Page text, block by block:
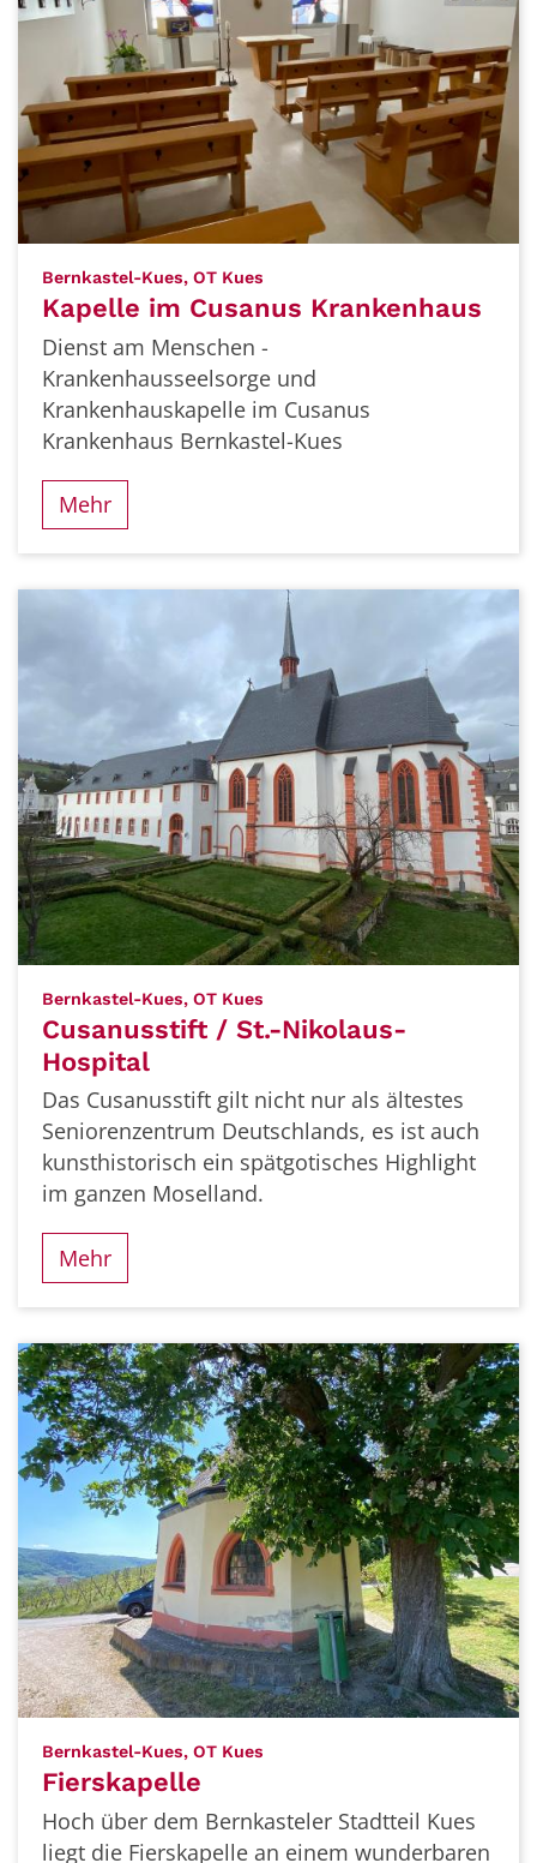
Bernkastel-Kues, OT Kues
Kapelle im Cusanus Krankenhaus
Dienst am Menschen -
Krankenhausseelsorge und
Krankenhauskapelle im Cusanus
Krankenhaus Bernkastel-Kues
Mehr
Bernkastel-Kues, OT Kues
Cusanusstift / St.-Nikolaus-
Hospital
Das Cusanusstift gilt nicht nur als ältestes
Seniorenzentrum Deutschlands, es ist auch
kunsthistorisch ein spätgotisches Highlight
im ganzen Moselland.
Mehr
Bernkastel-Kues, OT Kues
Fierskapelle
Hoch über dem Bernkasteler Stadtteil Kues
liegt die Fierskapelle an einem wunderbaren